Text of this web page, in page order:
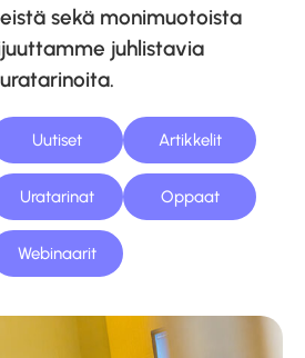
sekä monimuotoista
juhlistavia
uratarinoita.
Uutiset Artikkelit
Uratarinat Oppaat
Webinaarit